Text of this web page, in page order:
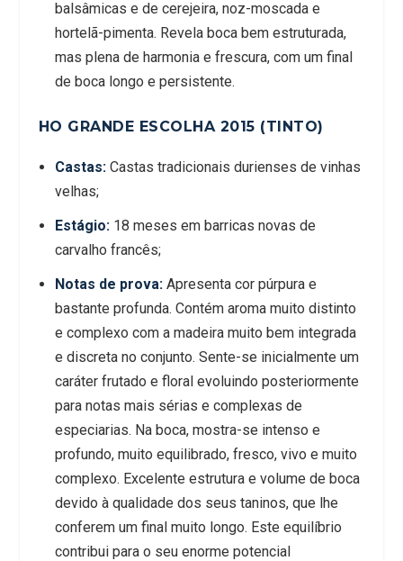
balsâmicas e de cerejeira, noz-moscada e
hortelã-pimenta. Revela boca bem estruturada,
mas plena de harmonia e frescura, com um final
de boca longo e persistente.
HO GRANDE ESCOLHA 2015 (TINTO)
Castas:Castas tradicionais durienses de vinhas
velhas;
Estágio:18 meses em barricas novas de
carvalho francês;
Notas de prova:Apresenta cor púrpura e
bastante profunda. Contém aroma muito distinto
e complexo com a madeira muito bem integrada
e discreta no conjunto. Sente-se inicialmente um
caráter frutado e floral evoluindo posteriormente
para notas mais sérias e complexas de
especiarias. Na boca, mostra-se intenso e
profundo, muito equilibrado, fresco, vivo e muito
complexo. Excelente estrutura e volume de boca
devido à qualidade dos seus taninos, que lhe
conferem um final muito longo. Este equilíbrio
contribui para o seu enorme potencial